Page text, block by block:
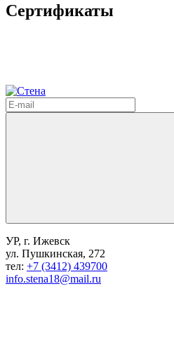
Сертификаты
УР, г. Ижевск
ул. Пушкинская, 272
тел: +7 (3412) 439700
info.stena18@mail.ru